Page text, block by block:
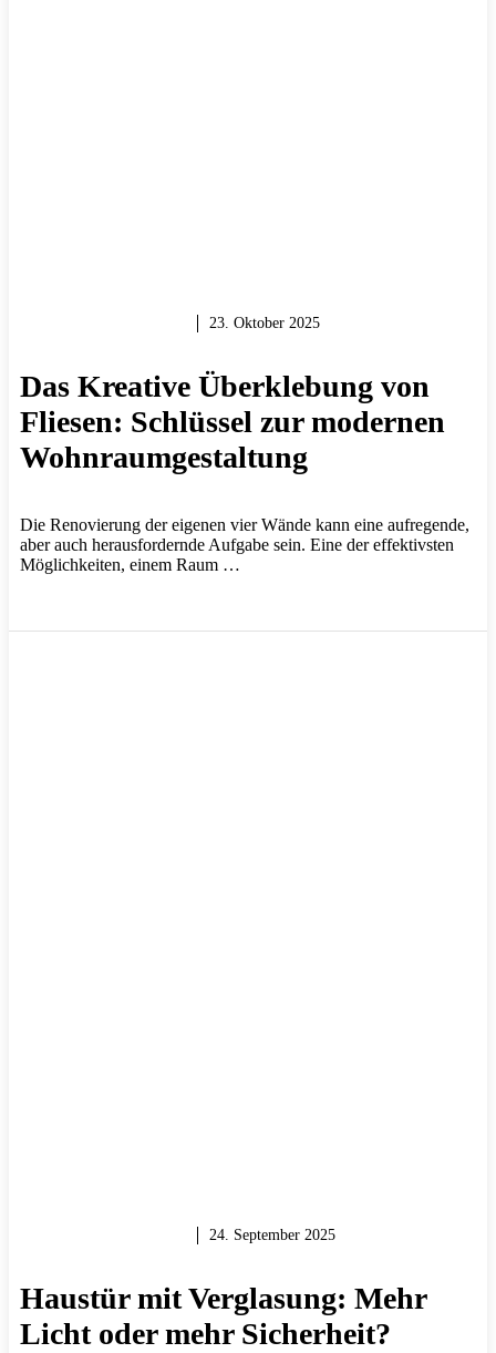
23. Oktober 2025
Das Kreative Überklebung von
Fliesen: Schlüssel zur modernen
Wohnraumgestaltung
Die Renovierung der eigenen vier Wände kann eine aufregende,
aber auch herausfordernde Aufgabe sein. Eine der effektivsten
Möglichkeiten, einem Raum …
24. September 2025
Haustür mit Verglasung: Mehr
Licht oder mehr Sicherheit?